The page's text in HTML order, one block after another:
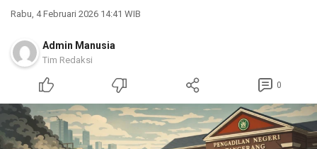
Rabu, 4 Februari 2026 14:41 WIB
Admin Manusia
Tim Redaksi
0